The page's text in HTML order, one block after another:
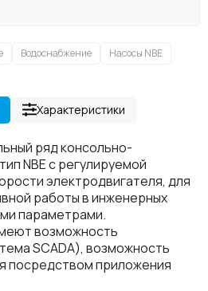
Водоснабжение Насосы NBE
Характеристики
ряд консольно-
NBE с регулируемой
электродвигателя, для
работы в инженерных
параметрами.
возможность
SCADA), возможность
посредством приложения